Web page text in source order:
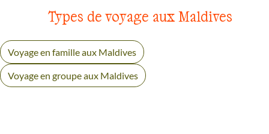
Types de voyage aux Maldives
Voyage en famille aux Maldives
Voyage en groupe aux Maldives